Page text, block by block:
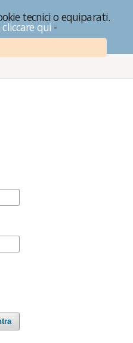
tecnici o equiparati.
cliccare qui -